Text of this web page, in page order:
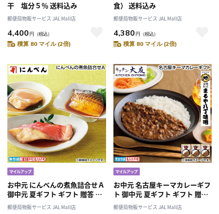
干 塩分５％ 送料込み
郵便局物販サービス JAL Mall店
4,400 円 （税込）
積算 80 マイル (2倍)
食） 送料込み
郵便局物販サービス JAL Mall店
4,380 円 （税込）
積算 80 マイル (2倍)
お中元 にんべんの煮魚詰合せＡ
御中元 夏ギフト ギフト 贈答 送
料込み
郵便局物販サービス JAL Mall店
お中元 名古屋キーマカレーギフ
ト 御中元 夏ギフト ギフト 贈答
送料込み
郵便局物販サービス JAL Mall店